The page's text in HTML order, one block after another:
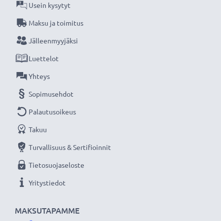
CELLONIC®, etkä tingi laadusta.
MAKSUTAPAMME
Usein kysytyt
Maksu ja toimitus
Jälleenmyyjäksi
Luettelot
Yhteys
Sopimusehdot
Palautusoikeus
Takuu
Turvallisuus & Sertifioinnit
Tietosuojaseloste
Yritystiedot